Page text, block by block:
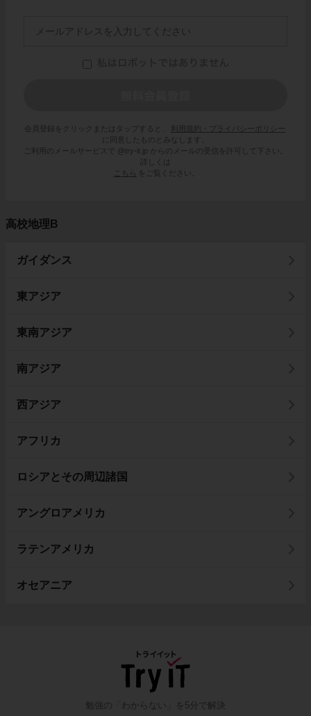
会員登録をクリックまたはタップすると、
利用規約・プライバシーポリシー
に同意したものとみなします。
ご利用のメールサービスで @try-it.jp からのメールの受信を許可して下さい。
詳しくは
こちら
をご覧ください。
高校地理B
ガイダンス
東アジア
東南アジア
南アジア
西アジア
アフリカ
ロシアとその周辺諸国
アングロアメリカ
ラテンアメリカ
オセアニア
勉強の「わからない」を5分で解決